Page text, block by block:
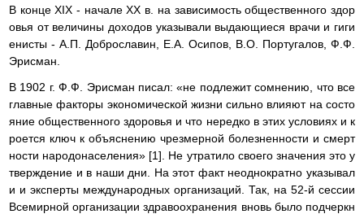
В конце XIX - начале XX в. на зависимость общественного здор
овья от величины доходов указывали выдающиеся врачи и гиги
енисты - А.П. Доброславин, Е.А. Осипов, В.О. Португалов, Ф.Ф.
Эрисман.
В 1902 г. Ф.Ф. Эрисман писал: «не подлежит сомнению, что все
главные факторы экономической жизни сильно влияют на состо
яние общественного здоровья и что нередко в этих условиях и к
роется ключ к объяснению чрезмерной болезненности и смерт
ности народонаселения» [1]. Не утратило своего значения это у
тверждение и в наши дни. На этот факт неоднократно указывал
и и эксперты международных организаций. Так, на 52-й сессии
Всемирной организации здравоохранения вновь было подчеркн